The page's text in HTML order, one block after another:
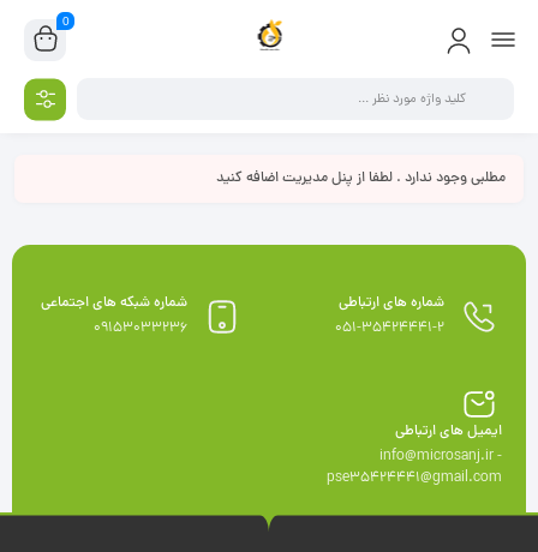
0
مطلبی وجود ندارد . لطفا از پنل مدیریت اضافه کنید
شماره های ارتباطی
051-35424441-2
شماره شبکه های اجتماعی
09153033236
ایمیل های ارتباطی
info@microsanj.ir -
pse35424441@gmail.com